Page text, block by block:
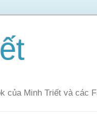
của Minh Triết và các